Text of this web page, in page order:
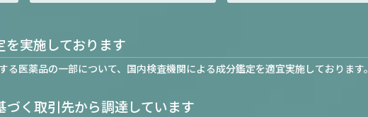
実施しております
る医薬品の一部について、国内検査機関による成分鑑定を適宜実施しております。
づく取引先から調達しています